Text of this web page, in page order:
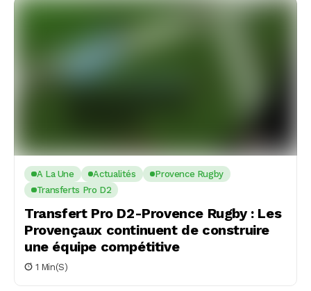
A La Une Actualités
Provence Rugby
Transferts Pro D2
Transfert Pro D2-Provence Rugby : Les
Provençaux continuent de construire
une équipe compétitive
1 Min(s)